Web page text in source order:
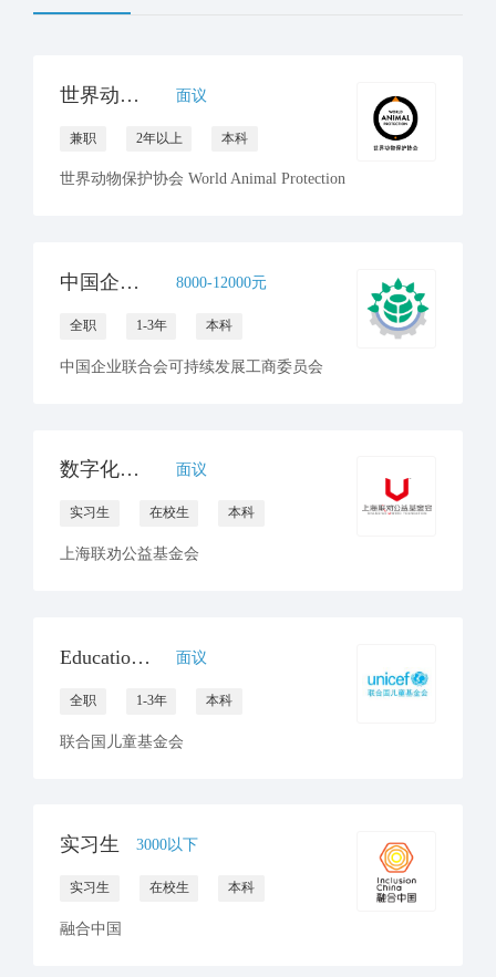
世界动物保护协会招聘顾问（Copy writer） 面议
兼职 2年以上 本科
世界动物保护协会 World Animal Protection
中国企业联合会可持续发展工商委员会 招聘公告 8000-12000元
全职 1-3年 本科
中国企业联合会可持续发展工商委员会
数字化工作部 实习生 面议
实习生 在校生 本科
上海联劝公益基金会
Education Officer (NO-1), TA (364 days), #138240, Beijing, China, APR 面议
全职 1-3年 本科
联合国儿童基金会
实习生 3000以下
实习生 在校生 本科
融合中国